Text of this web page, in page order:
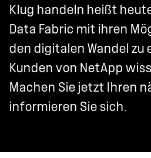
Klug handeln heißt
Data Fabric mit ihren
den digitalen Wandel zu
Kunden von NetApp
Machen Sie jetzt Ihren
informieren Sie sich.